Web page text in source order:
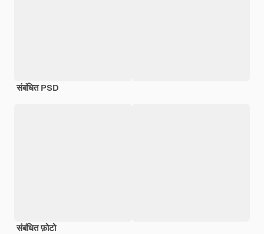
संबंधित PSD
संबंधित फ़ोटो